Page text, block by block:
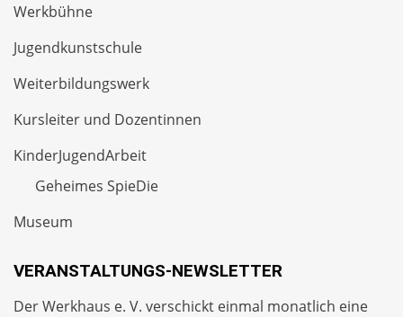
Werkbühne
Jugendkunstschule
Weiterbildungswerk
Kursleiter und Dozentinnen
KinderJugendArbeit
Geheimes SpieDie
Museum
VERANSTALTUNGS-NEWSLETTER
Der Werkhaus e. V. verschickt einmal monatlich eine